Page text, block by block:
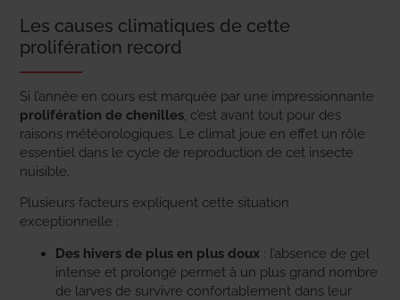
Les causes climatiques de cette
prolifération record
Si l’année en cours est marquée par une impressionnante
prolifération de chenilles, c’est avant tout pour des
raisons météorologiques. Le climat joue en effet un rôle
essentiel dans le cycle de reproduction de cet insecte
nuisible.
Plusieurs facteurs expliquent cette situation
exceptionnelle :
Des hivers de plus en plus doux : l’absence de gel
intense et prolongé permet à un plus grand nombre
de larves de survivre confortablement dans leur